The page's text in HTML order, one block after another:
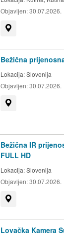
Objavljen:30.07.2026.
Bežična
Lokacija:Slovenija
Objavljen:30.07.2026.
Bežična IR
FULL HD
Lokacija:Slovenija
Objavljen:30.07.2026.
Lovačka Kamera